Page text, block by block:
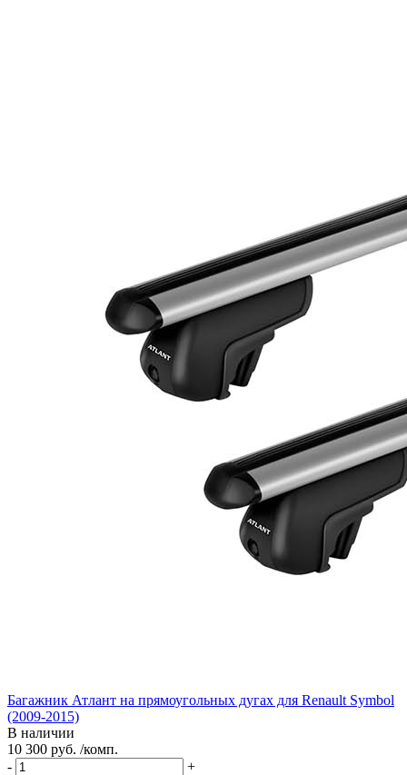
Багажник Атлант на прямоугольных дугах для Renault Symbol
(2009-2015)
В наличии
10 300 руб. /комп.
-
+